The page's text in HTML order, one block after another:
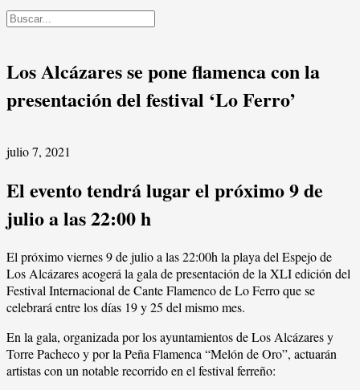
Buscar
Los Alcázares se pone flamenca con la
presentación del festival ‘Lo Ferro’
julio 7, 2021
El evento tendrá lugar el próximo 9 de
julio a las 22:00 h
El próximo viernes 9 de julio a las 22:00h la playa del Espejo de
Los Alcázares acogerá la gala de presentación de la XLI edición del
Festival Internacional de Cante Flamenco de Lo Ferro que se
celebrará entre los días 19 y 25 del mismo mes.
En la gala, organizada por los ayuntamientos de Los Alcázares y
Torre Pacheco y por la Peña Flamenca “Melón de Oro”, actuarán
artistas con un notable recorrido en el festival ferreño: